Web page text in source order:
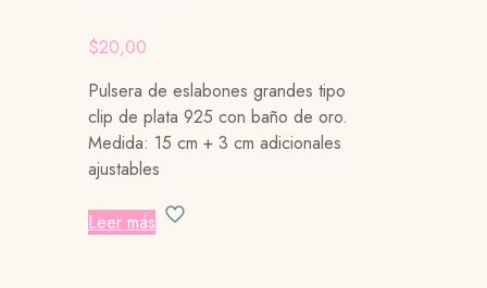
$20,00
Pulsera de eslabones grandes tipo
clip de plata 925 con baño de oro.
Medida: 15 cm + 3 cm adicionales
ajustables
Leer más